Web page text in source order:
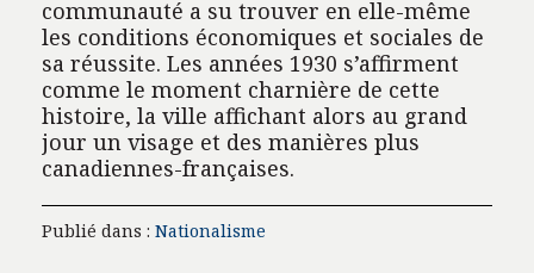
communauté a su trouver en elle-même
les conditions économiques et sociales de
sa réussite. Les années 1930 s’affirment
comme le moment charnière de cette
histoire, la ville affichant alors au grand
jour un visage et des manières plus
canadiennes-françaises.
Publié dans : Nationalisme